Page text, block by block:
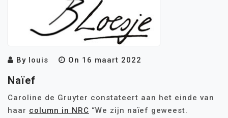
By louis On 16 maart 2022
Naïef
Caroline de Gruyter constateert aan het einde van
haar column in NRC “We zijn naïef geweest.